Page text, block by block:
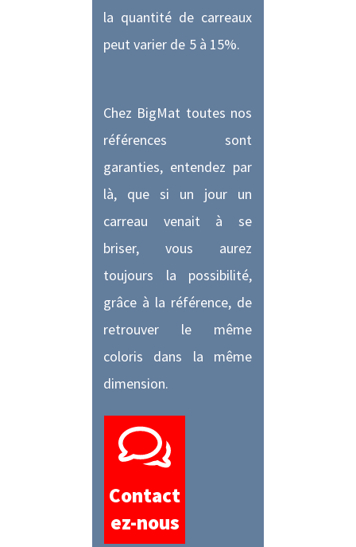
la quantité de carreaux
peut varier de 5 à 15%.
Chez BigMat toutes nos
références sont
garanties, entendez par
là, que si un jour un
carreau venait à se
briser, vous aurez
toujours la possibilité,
grâce à la référence, de
retrouver le même
coloris dans la même
dimension.
Contact
ez-nous